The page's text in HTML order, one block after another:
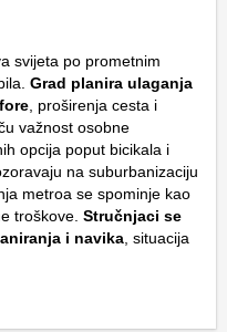
svijeta po prometnim
Grad planira ulaganja
, proširenja cesta i
važnost osobne
opcija poput bicikala i
na suburbanizaciju
metroa se spominje kao
troškove. Stručnjaci se
i navika , situacija